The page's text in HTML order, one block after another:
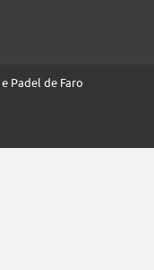
Padel de Faro